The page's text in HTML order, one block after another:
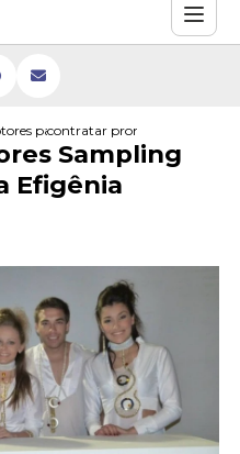
para festivais
contratar promotores
Sampling
Efigênia